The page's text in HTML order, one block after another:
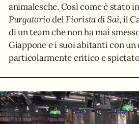
animalesche. Così come è stato
PurgatoriodelFiorista di Sai, il
di un team che non ha mai
Giappone e i suoi abitanti con un
particolarmente critico e